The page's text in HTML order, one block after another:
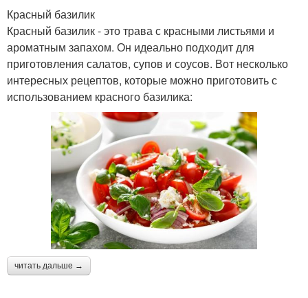
Красный базилик
Красный базилик - это трава с красными листьями и
ароматным запахом. Он идеально подходит для
приготовления салатов, супов и соусов. Вот несколько
интересных рецептов, которые можно приготовить с
использованием красного базилика:
читать дальше →